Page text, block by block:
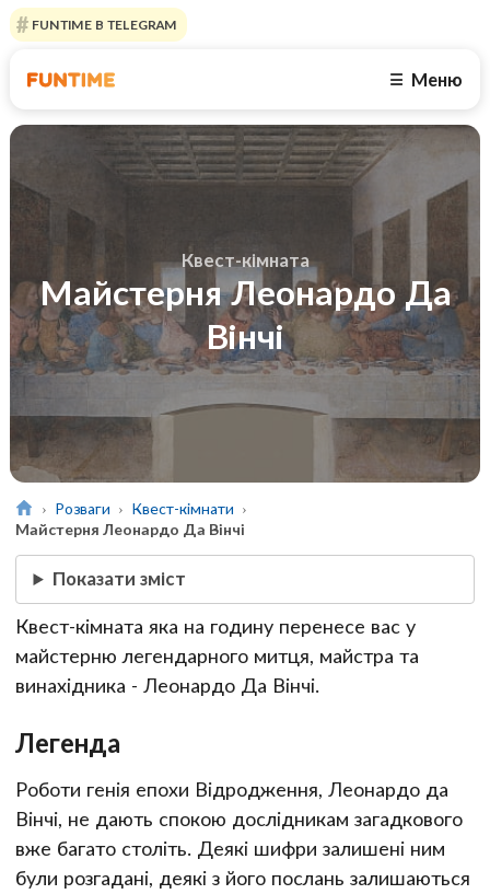
FUNTIME В TELEGRAM
☰ Меню
Квест-кімната
Майстерня Леонардо Да
Вінчі
Розваги
Квест-кімнати
Майстерня Леонардо Да Вінчі
Показати зміст
Квест-кімната яка на годину перенесе вас у
майстерню легендарного митця, майстра та
винахідника - Леонардо Да Вінчі.
Легенда
Роботи генія епохи Відродження, Леонардо да
Вінчі, не дають спокою дослідникам загадкового
вже багато століть. Деякі шифри залишені ним
були розгадані, деякі з його послань залишаються